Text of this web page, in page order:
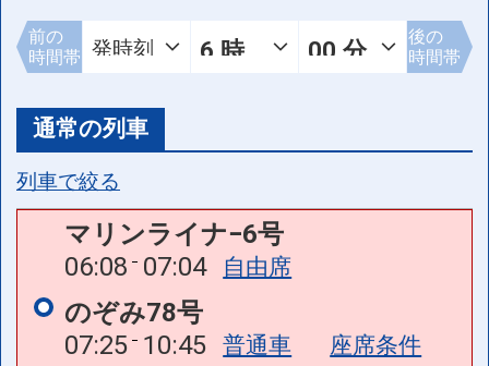
前の
時間帯
後の
時間帯
通常の列車
列車で絞る
マリンライナ−6号
06:08 07:04 自由席
のぞみ78号
07:25 10:45 普通車 座席条件